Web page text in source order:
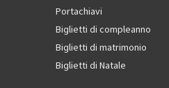
Portachiavi
Biglietti di compleanno
Biglietti di matrimonio
Biglietti di Natale